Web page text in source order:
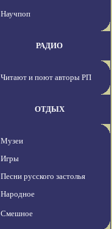
Научпоп
РАДИО
Читают и поют авторы РП
ОТДЫХ
Музеи
Игры
Песни русского застолья
Народное
Смешное